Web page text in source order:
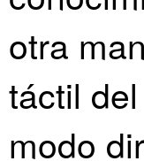
otra
táctil
modo